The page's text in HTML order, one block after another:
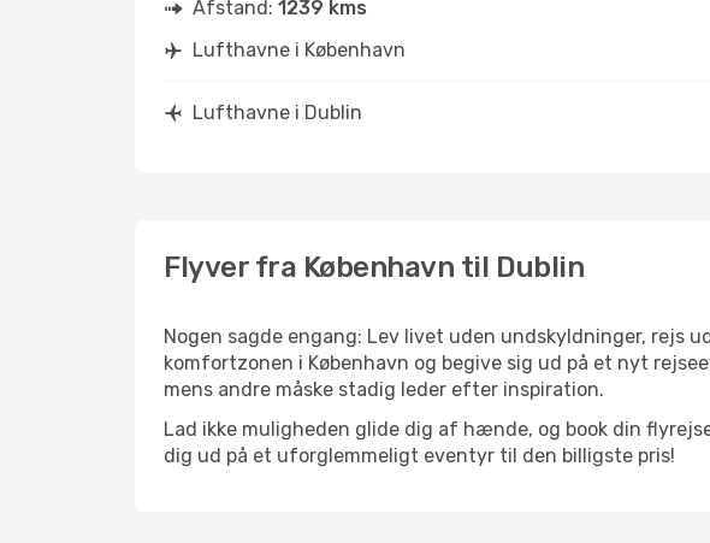
Afstand: 1239 kms
Lufthavne i København
Lufthavne i Dublin
Flyver fra København til Dublin
Nogen sagde engang: Lev livet uden undskyldninger, rejs
komfortzonen i København og begive sig ud på et nyt
mens andre måske stadig leder efter inspiration.
Lad ikke muligheden glide dig af hænde, og book din
dig ud på et uforglemmeligt eventyr til den billigste pris!